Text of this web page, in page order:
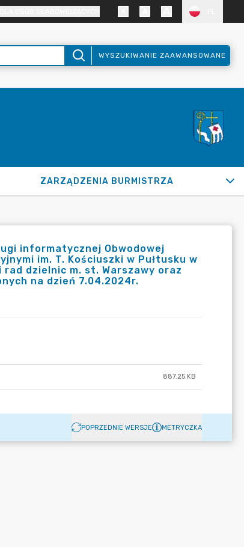
WYSZUKIWANIE ZAAWANSOWANE
ZARZĄDZENIA BURMISTRZA
informatycznej Obwodowej
im. T. Kościuszki w Pułtusku w
dzielnic m. st. Warszawy oraz
na dzień 7.04.2024r.
887.25 KB
POPRZEDNIE WERSJE METRYCZKA